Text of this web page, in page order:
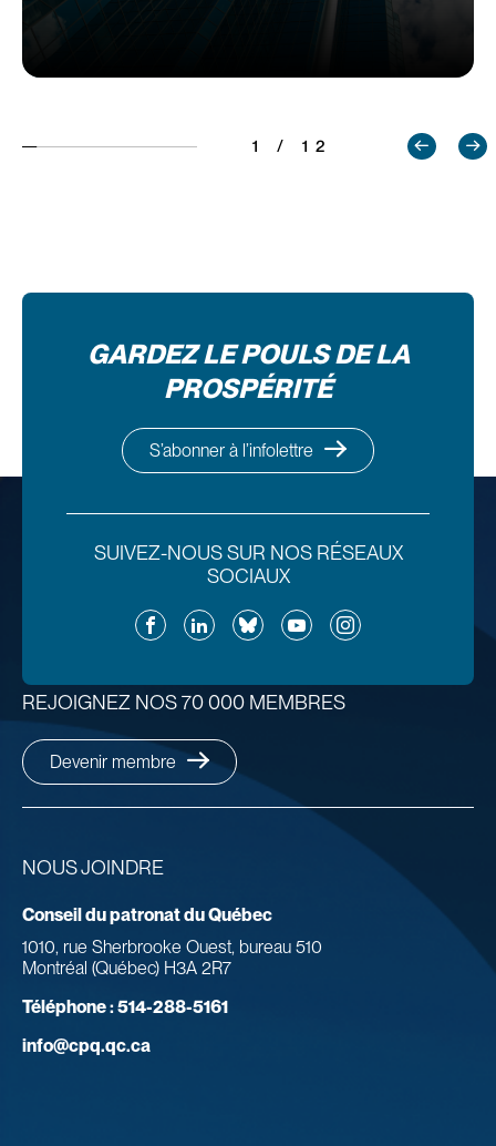
1 / 12
GARDEZ LE POULS DE LA
PROSPÉRITÉ
S’abonner à l’infolettre
SUIVEZ-NOUS SUR NOS RÉSEAUX
SOCIAUX
FacebookLinkedInBlueskyYouTubeInstagram
NOUS JOINDRE
Conseil du patronat du Québec
1010, rue Sherbrooke Ouest, bureau 510
Montréal (Québec) H3A 2R7
Téléphone :514-288-5161
info@cpq.qc.ca
REJOIGNEZ NOS 70 000 MEMBRES
Devenir membre